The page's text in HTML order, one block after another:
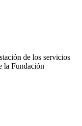
de los servicios
la Fundación